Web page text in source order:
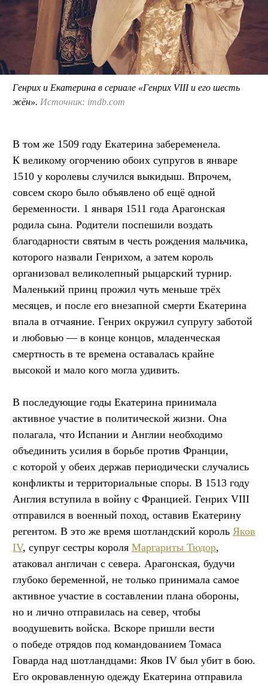
Генрих и Екатерина в сериале «Генрих VIII и его шесть
жён». Источник: imdb.com
В том же 1509 году Екатерина забеременела.
К великому огорчению обоих супругов в январе
1510 у королевы случился выкидыш. Впрочем,
совсем скоро было объявлено об ещё одной
беременности. 1 января 1511 года Арагонская
родила сына. Родители поспешили воздать
благодарности святым в честь рождения мальчика,
которого назвали Генрихом, а затем король
организовал великолепный рыцарский турнир.
Маленький принц прожил чуть меньше трёх
месяцев, и после его внезапной смерти Екатерина
впала в отчаяние. Генрих окружил супругу заботой
и любовью — в конце концов, младенческая
смертность в те времена оставалась крайне
высокой и мало кого могла удивить.
В последующие годы Екатерина принимала
активное участие в политической жизни. Она
полагала, что Испании и Англии необходимо
объединить усилия в борьбе против Франции,
с которой у обеих держав периодически случались
конфликты и территориальные споры. В 1513 году
Англия вступила в войну с Францией. Генрих VIII
отправился в военный поход, оставив Екатерину
регентом. В это же время шотландский король Яков
IV, супруг сестры короля Маргариты Тюдор,
атаковал англичан с севера. Арагонская, будучи
глубоко беременной, не только принимала самое
активное участие в составлении плана обороны,
но и лично отправилась на север, чтобы
воодушевить войска. Вскоре пришли вести
о победе отрядов под командованием Томаса
Говарда над шотландцами: Яков IV был убит в бою.
Его окровавленную одежду Екатерина отправила